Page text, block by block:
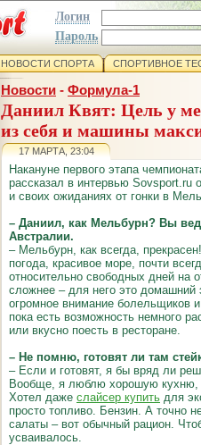
Логин
Пароль
НОВОСТИ СПОРТА СПОРТИВНОЕ
Новости - Формула-1
Даниил Квят: Цель у
из себя и машины
17 МАРТА, 23:04
Накануне первого этапа
рассказал в интервью Sovsport.ru
и своих ожиданиях от гонки в
– Даниил, как Мельбурн? Вы
Австралии.
– Мельбурн, как всегда,
погода, красивое море, почти
относительно свободных дней на
сложнее – для него это домашний
огромное внимание болельщиков
пока есть возможность немного
или вкусно поесть в ресторане.
– Не помню, готовят ли там
– Если и готовят, я бы вряд ли
Вообще, я люблю хорошую кухню,
Хотел даже слайсер купить для
просто топливо. Бензин. А точно
салаты – вот обычный рацион.
усваивалось.